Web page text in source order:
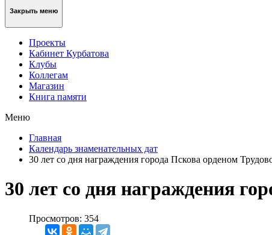
Закрыть меню
Проекты
Кабинет Курбатова
Клубы
Коллегам
Магазин
Книга памяти
Меню
Главная
Календарь знаменательных дат
30 лет со дня награждения города Пскова орденом
30 лет со дня награждения
Просмотров: 354